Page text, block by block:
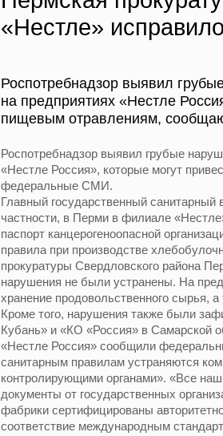
«Нестле»
Роспотребнадзор выявил
на предприятиях «Нестле
пищевым отравлениям,
Роспотребнадзор выявил грубые
«Нестле Россия», которые могут
федеральные СМИ.
Главный государственный
частности, в Перми в филиале
паспорт канцерогеноопасной
правила при производстве
прокуратуры Свердловского района
нарушения не были устранены. На
хранение продовольственного сырья,
Кроме того, нарушения также были
Кубань» и «КО «Россия» в Самарской
«Нестле Россия» сообщили
санитарным правилам устраняются
контролирующими органами». «Все
документы от государственных
фабрики сертифицированы
соответствие международным